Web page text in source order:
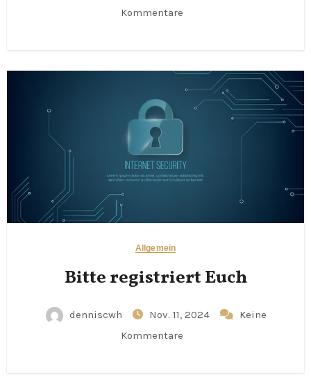
Kommentare
Allgemein
Bitte registriert Euch
denniscwh Nov. 11, 2024
Keine
Kommentare